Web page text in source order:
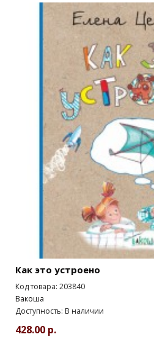
Как это устроено
Код товара: 203840
Вакоша
Доступность: В наличии
428.00 р.